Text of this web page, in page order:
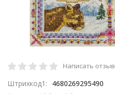
Написать отзыв
Штрихкод1:
4680269295490